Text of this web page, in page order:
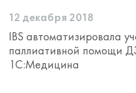
12 декабря 2018
IBS автоматизировала
паллиативной помощи
1С:Медицина